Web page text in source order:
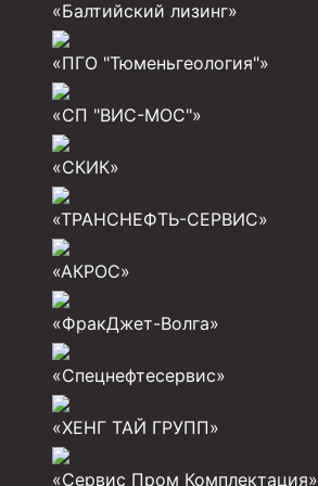
Муфта ОТТМ 178
Муфта ОТТМ 168
Муфта ОТТМ 114
Муфта ОТТГ 127
Муфта ОТТГ 114
Буровое оборудование
«Балтийский лизинг»
«ПГО "Тюменьгеология"»
«СП "ВИС-МОС"»
«СКИК»
«ТРАНСНЕФТЬ-СЕРВИС»
«АКРОС»
«ФракДжет-Волга»
«Спецнефтесервис»
«ХЕНГ ТАЙ ГРУПП»
«Сервис Пром Комплектация»